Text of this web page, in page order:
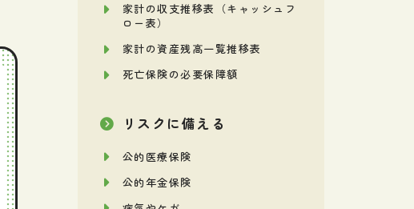
家計の収支推移表（キャッシュフ
ロー表）
家計の資産残高一覧推移表
死亡保険の必要保障額
リスクに備える
公的医療保険
公的年金保険